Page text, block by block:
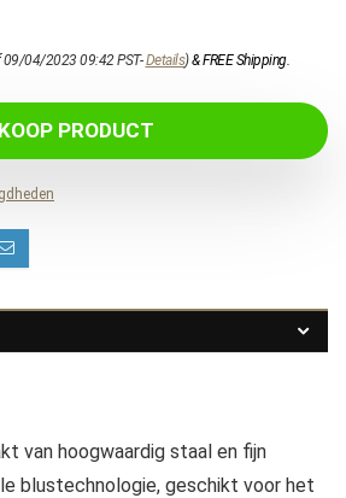
09/04/2023 09:42 PST-Details)&FREE Shipping.
KOOP PRODUCT
van hoogwaardig staal en fijn
blustechnologie, geschikt voor het